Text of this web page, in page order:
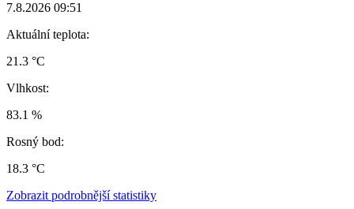
7.8.2026 09:51
Aktuální teplota:
21.3 °C
Vlhkost:
83.1 %
Rosný bod:
18.3 °C
Zobrazit podrobnější statistiky